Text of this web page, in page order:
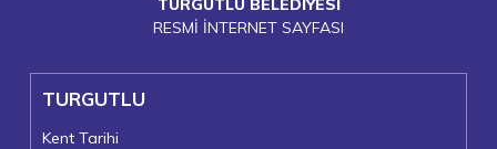
TURGUTLU BELEDİYESİ
RESMİ İNTERNET SAYFASI
TURGUTLU
Kent Tarihi